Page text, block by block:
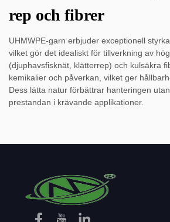
rep och fibrer
UHMWPE-garn erbjuder exceptionell
vilket gör det idealiskt för tillverkning av
(djuphavsfisknät, klätterrep) och kulsäkra
kemikalier och påverkan, vilket ger
Dess lätta natur förbättrar hanteringen
prestandan i krävande applikationer.